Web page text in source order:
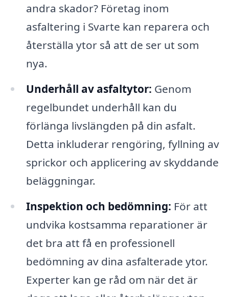
andra skador? Företag inom
asfaltering i Svarte kan reparera och
återställa ytor så att de ser ut som
nya.
Underhåll av asfaltytor: Genom
regelbundet underhåll kan du
förlänga livslängden på din asfalt.
Detta inkluderar rengöring, fyllning av
sprickor och applicering av skyddande
beläggningar.
Inspektion och bedömning: För att
undvika kostsamma reparationer är
det bra att få en professionell
bedömning av dina asfalterade ytor.
Experter kan ge råd om när det är